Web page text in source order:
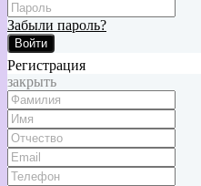
Забыли пароль?
Войти
Регистрация
закрыть